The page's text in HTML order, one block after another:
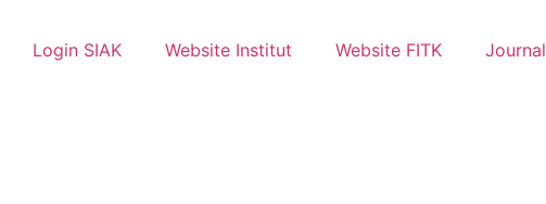
Login SIAK Website Institut Website FITK Journal